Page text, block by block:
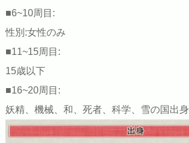
■6~10周目:
性別:女性のみ
■11~15周目:
15歳以下
■16~20周目:
妖精、機械、和、死者、科学、雪の国出身